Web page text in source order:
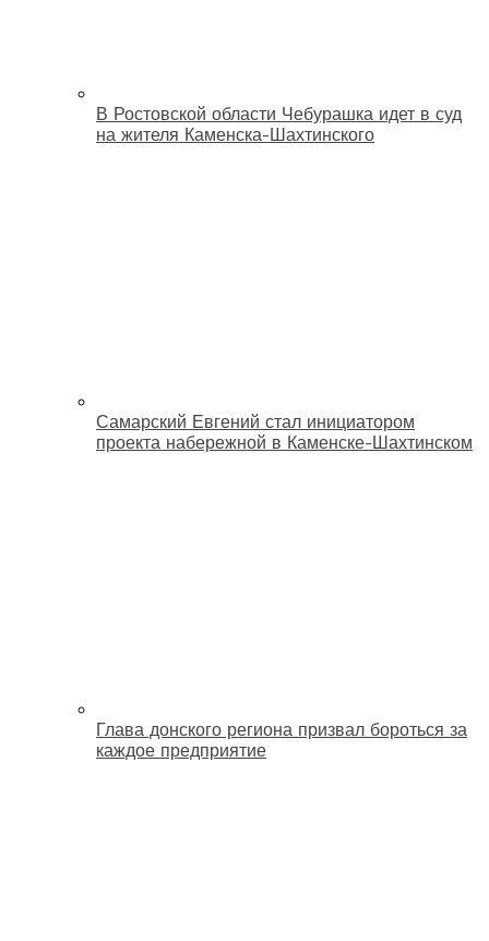
В Ростовской области Чебурашка идет в суд
на жителя Каменска-Шахтинского
Самарский Евгений стал инициатором
проекта набережной в Каменске-Шахтинском
Глава донского региона призвал бороться за
каждое предприятие